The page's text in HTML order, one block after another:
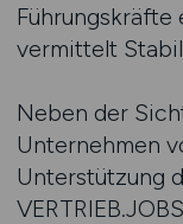
vermittelt
Neben der
Unternehmen
Unterstützung